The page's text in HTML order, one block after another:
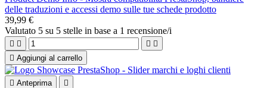
delle traduzioni e accessi demo sulle tue schede prodotto
39,99 €
Valutato 5 su 5 stelle in base a 1 recensione/i
   
 Aggiungi al carrello
 Anteprima 